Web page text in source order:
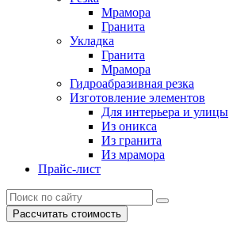
Мрамора
Гранита
Укладка
Гранита
Мрамора
Гидроабразивная резка
Изготовление элементов
Для интерьера и улицы
Из оникса
Из гранита
Из мрамора
Прайс-лист
Рассчитать стоимость